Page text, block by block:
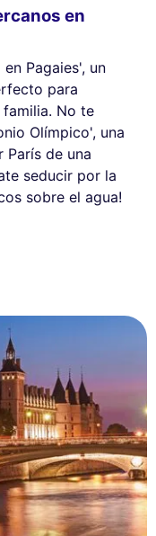
en
Pagaies', un
para
No te
Olímpico', una
de una
seducir por la
sobre el agua!